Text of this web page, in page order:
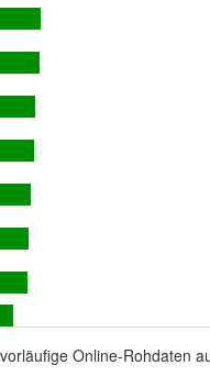
Online-Rohdaten